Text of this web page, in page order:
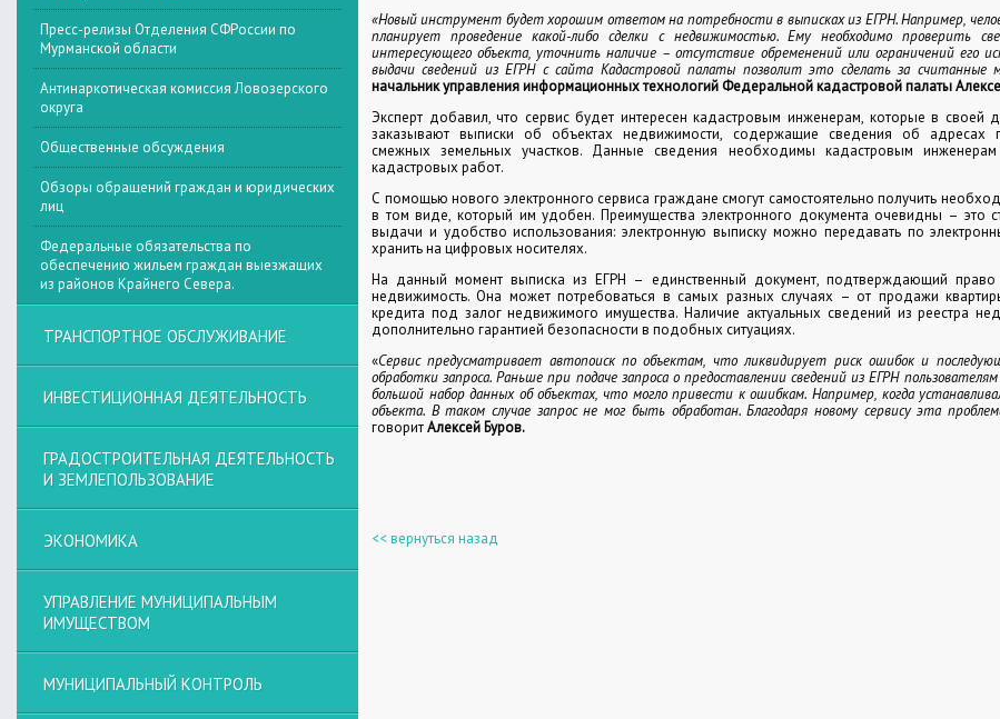
«Новый инструмент будет хорошим ответом на потребности в выписках из ЕГРН. Например,
планирует проведение какой-либо сделки с недвижимостью. Ему необходимо проверить
интересующего объекта, уточнить наличие – отсутствие обременений или ограничений его
выдачи сведений из ЕГРН с сайта Кадастровой палаты позволит это сделать за считанные
начальник управления информационных технологий Федеральной кадастровой палаты
Эксперт добавил, что сервис будет интересен кадастровым инженерам, которые в своей
заказывают выписки об объектах недвижимости, содержащие сведения об адресах
смежных земельных участков. Данные сведения необходимы кадастровым
кадастровых работ.
С помощью нового электронного сервиса граждане смогут самостоятельно получить
в том виде, который им удобен. Преимущества электронного документа очевидны – это
выдачи и удобство использования: электронную выписку можно передавать по
хранить на цифровых носителях.
На данный момент выписка из ЕГРН – единственный документ, подтверждающий право
недвижимость. Она может потребоваться в самых разных случаях – от продажи
кредита под залог недвижимого имущества. Наличие актуальных сведений из реестра
дополнительно гарантией безопасности в подобных ситуациях.
«Сервис предусматривает автопоиск по объектам, что ликвидирует риск ошибок и
обработки запроса. Раньше при подаче запроса о предоставлении сведений из ЕГРН
большой набор данных об объектах, что могло привести к ошибкам. Например, когда
объекта. В таком случае запрос не мог быть обработан. Благодаря новому сервису эта
говоритАлексей Буров.
<< вернуться назад
Пресс-релизы Отделения СФРоссии по
Мурманской области
Антинаркотическая комиссия Ловозерского
округа
Общественные обсуждения
Обзоры обращений граждан и юридических
лиц
Федеральные обязательства по
обеспечению жильем граждан выезжащих
из районов Крайнего Севера.
ТРАНСПОРТНОЕ ОБСЛУЖИВАНИЕ
ИНВЕСТИЦИОННАЯ ДЕЯТЕЛЬНОСТЬ
ГРАДОСТРОИТЕЛЬНАЯ ДЕЯТЕЛЬНОСТЬ
И ЗЕМЛЕПОЛЬЗОВАНИЕ
ЭКОНОМИКА
УПРАВЛЕНИЕ МУНИЦИПАЛЬНЫМ
ИМУЩЕСТВОМ
МУНИЦИПАЛЬНЫЙ КОНТРОЛЬ